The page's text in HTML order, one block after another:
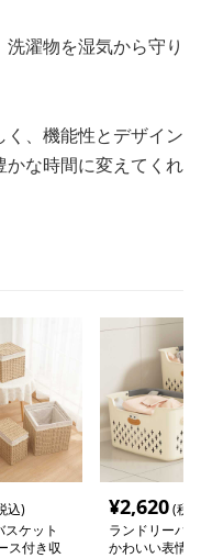
濯物を湿気から守り
、機能性とデザイン
な時間に変えてくれ
込)
スケット
ス付き収
¥2,620(税
ランドリーバ
かわいい表情